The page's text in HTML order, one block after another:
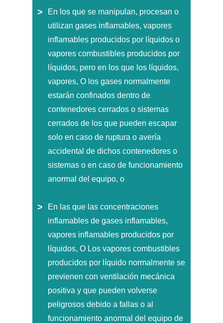
En los que se manipulan, procesan o
utilizan gases inflamables, vapores
inflamables producidos por líquidos o
vapores combustibles producidos por
líquidos, pero en los que los líquidos,
vapores, O los gases normalmente
estarán confinados dentro de
contenedores cerrados o sistemas
cerrados de los que pueden escapar
solo en caso de ruptura o avería
accidental de dichos contenedores o
sistemas o en caso de funcionamiento
anormal del equipo, o
En las que las concentraciones
inflamables de gases inflamables,
vapores inflamables producidos por
líquidos, O Los vapores combustibles
producidos por líquido normalmente se
previenen con ventilación mecánica
positiva y que pueden volverse
peligrosos debido a fallas o al
funcionamiento anormal del equipo de